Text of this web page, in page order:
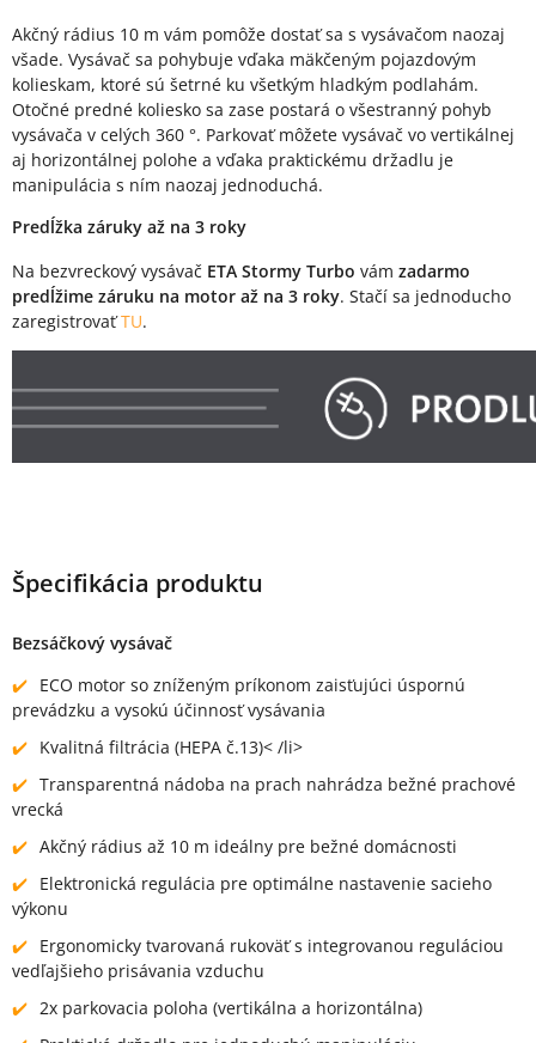
Akčný rádius 10 m vám pomôže dostať sa s vysávačom naozaj
všade. Vysávač sa pohybuje vďaka mäkčeným pojazdovým
kolieskam, ktoré sú šetrné ku všetkým hladkým podlahám.
Otočné predné koliesko sa zase postará o všestranný pohyb
vysávača v celých 360 °. Parkovať môžete vysávač vo vertikálnej
aj horizontálnej polohe a vďaka praktickému držadlu je
manipulácia s ním naozaj jednoduchá.
Predĺžka záruky až na 3 roky
Na bezvreckový vysávač ETA Stormy Turbo vám zadarmo
predĺžime záruku na motor až na 3 roky. Stačí sa jednoducho
zaregistrovaťTU.
Špecifikácia produktu
Bezsáčkový vysávač
ECO motor so zníženým príkonom zaisťujúci úspornú
prevádzku a vysokú účinnosť vysávania
Kvalitná filtrácia (HEPA č.13)< /li>
Transparentná nádoba na prach nahrádza bežné prachové
vrecká
Akčný rádius až 10 m ideálny pre bežné domácnosti
Elektronická regulácia pre optimálne nastavenie sacieho
výkonu
Ergonomicky tvarovaná rukoväť s integrovanou reguláciou
vedľajšieho prisávania vzduchu
2x parkovacia poloha (vertikálna a horizontálna)